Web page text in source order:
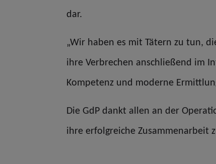
dar.
„Wir haben es mit Tätern zu tun,
ihre Verbrechen anschließend im
Kompetenz und moderne
Die GdP dankt allen an der
ihre erfolgreiche Zusammenarbeit